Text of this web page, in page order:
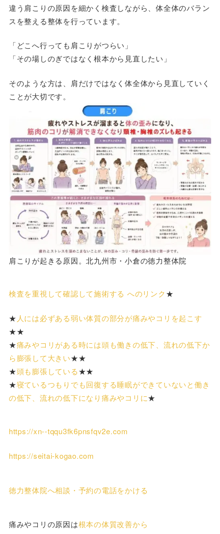
違う肩こりの原因を細かく検査しながら、体全体のバラン
スを整える整体を行っています。
「どこへ行っても肩こりがつらい」
「その場しのぎではなく根本から見直したい」
そのような方は、肩だけではなく体全体から見直していく
ことが大切です。
肩こりが起きる原因。北九州市・小倉の徳力整体院
検査を重視して確認して施術する へのリンク★
★ 人には必ずある弱い体質の部分が痛みやコリを起こす
★★
★痛みやコリがある時には頭も働きの低下、流れの低下か
ら膨張して大きい★★
★頭も膨張している★★
★寝ているつもりでも回復する睡眠ができていないと働き
の低下、流れの低下になり痛みやコリに★
https://xn--tqqu3fk6pnsfqv2e.com
https://seitai-kogao.com
徳力整体院へ相談・予約の電話をかける
痛みやコリの原因は根本の体質改善から